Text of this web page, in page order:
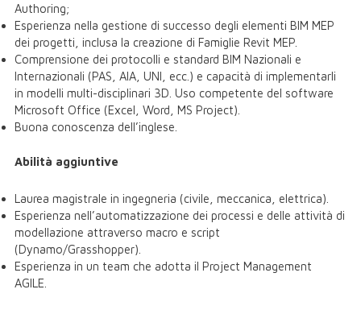
Authoring;
Esperienza nella gestione di successo degli elementi BIM MEP
dei progetti, inclusa la creazione di Famiglie Revit MEP.
Comprensione dei protocolli e standard BIM Nazionali e
Internazionali (PAS, AIA, UNI, ecc.) e capacità di implementarli
in modelli multi-disciplinari 3D. Uso competente del software
Microsoft Office (Excel, Word, MS Project).
Buona conoscenza dell’inglese.
Abilità aggiuntive
Laurea magistrale in ingegneria (civile, meccanica, elettrica).
Esperienza nell’automatizzazione dei processi e delle attività di
modellazione attraverso macro e script
(Dynamo/Grasshopper).
Esperienza in un team che adotta il Project Management
AGILE.